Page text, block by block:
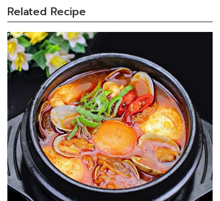
Related Recipe